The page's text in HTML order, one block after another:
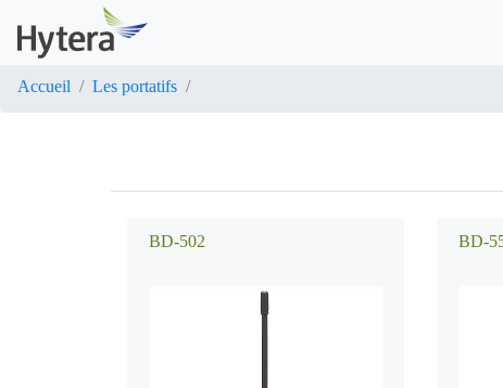
Accueil Les portatifs
BD-502 BD-